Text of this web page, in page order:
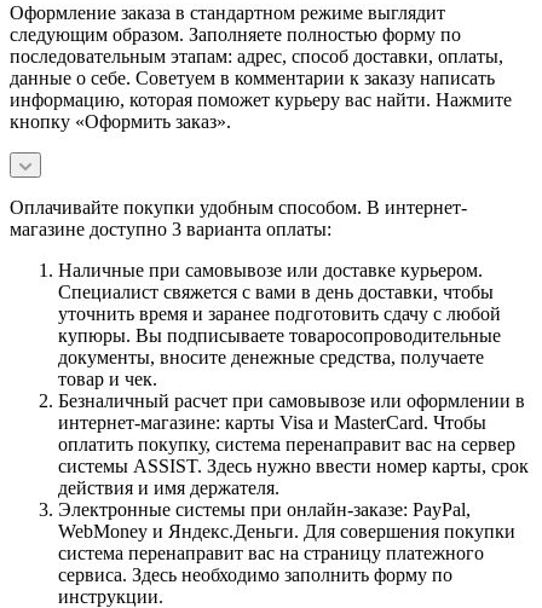
Оформление заказа в стандартном режиме выглядит
следующим образом. Заполняете полностью форму по
последовательным этапам: адрес, способ доставки, оплаты,
данные о себе. Советуем в комментарии к заказу написать
информацию, которая поможет курьеру вас найти. Нажмите
кнопку «Оформить заказ».
Оплачивайте покупки удобным способом. В интернет-
магазине доступно 3 варианта оплаты:
Наличные при самовывозе или доставке курьером.
Специалист свяжется с вами в день доставки, чтобы
уточнить время и заранее подготовить сдачу с любой
купюры. Вы подписываете товаросопроводительные
документы, вносите денежные средства, получаете
товар и чек.
Безналичный расчет при самовывозе или оформлении в
интернет-магазине: карты Visa и MasterCard. Чтобы
оплатить покупку, система перенаправит вас на сервер
системы ASSIST. Здесь нужно ввести номер карты, срок
действия и имя держателя.
Электронные системы при онлайн-заказе: PayPal,
WebMoney и Яндекс.Деньги. Для совершения покупки
система перенаправит вас на страницу платежного
сервиса. Здесь необходимо заполнить форму по
инструкции.